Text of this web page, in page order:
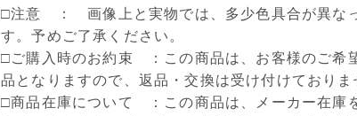
□注意 ： 画像上と実物では、多少色具合が異な
す。予めご了承ください。
□ご購入時のお約束 ：この商品は、お客様のご希
品となりますので、返品・交換は受け付けておりま
□商品在庫について ：この商品は、メーカー在庫